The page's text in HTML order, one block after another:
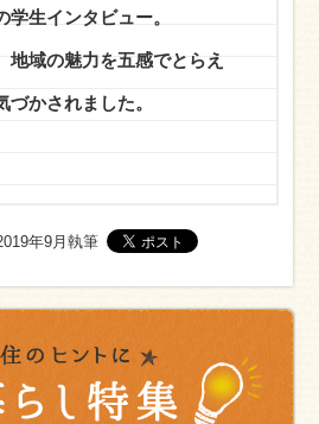
学生インタビュー。
地域の魅力を五感でとらえ
かされました。
年9月執筆